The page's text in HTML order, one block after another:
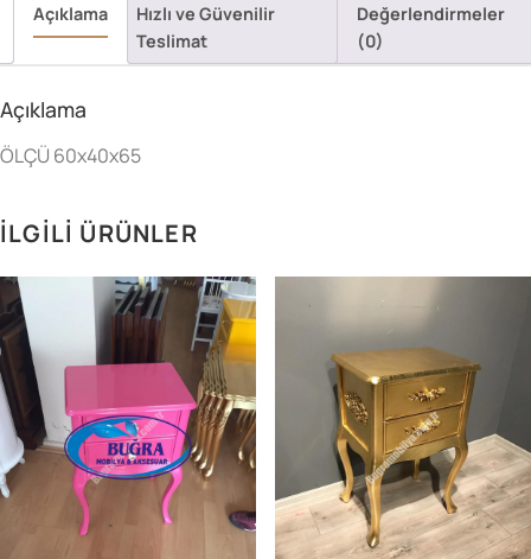
Açıklama
Hızlı ve Güvenilir
Teslimat
Değerlendirmeler
(0)
Açıklama
ÖLÇÜ 60x40x65
İLGILI ÜRÜNLER